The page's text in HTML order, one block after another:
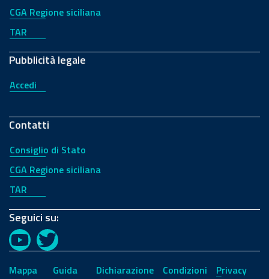
CGA Regione siciliana
TAR
Pubblicità legale
Accedi
Contatti
Consiglio di Stato
CGA Regione siciliana
TAR
Seguici su:
YouTubeTwitter
Mappa
Guida
Dichiarazione
Condizioni
Privacy